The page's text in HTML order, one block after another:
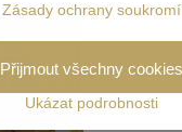
Zásady ochrany soukromí
Ukázat podrobnosti
Přijmout všechny cookies